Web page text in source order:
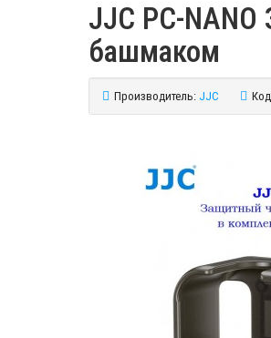
JJC PC-
башмаком
Производитель: JJC